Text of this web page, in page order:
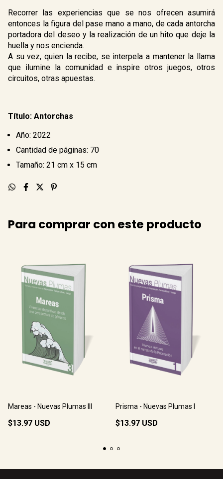
Recorrer las experiencias que se nos ofrecen asumirá
entonces la figura del pase mano a mano, de cada antorcha
portadora del deseo y la realización de un hito que deje la
huella y nos encienda.
A su vez, quien la recibe, se interpela a mantener la llama
que ilumine la comunidad e inspire otros juegos, otros
circuitos, otras apuestas.
Título: Antorchas
Año: 2022
Cantidad de páginas: 70
Tamaño: 21 cm x 15 cm
Para comprar con este producto
Mareas - Nuevas Plumas III
$13.97 USD
Prisma - Nuevas Plumas I
$13.97 USD